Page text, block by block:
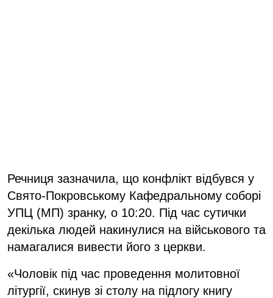
Речниця зазначила, що конфлікт відбувся у
Свято-Покровському Кафедральному соборі
УПЦ (МП) зранку, о 10:20. Під час сутички
декілька людей накинулися на військового та
намагалися вивести його з церкви.
«Чоловік під час проведення молитовної
літургії, скинув зі столу на підлогу книгу